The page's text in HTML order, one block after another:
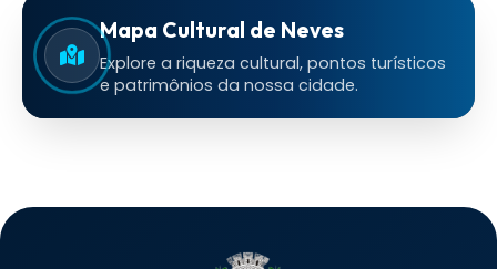
Mapa Cultural de Neves
Explore a riqueza cultural, pontos turísticos
e patrimônios da nossa cidade.